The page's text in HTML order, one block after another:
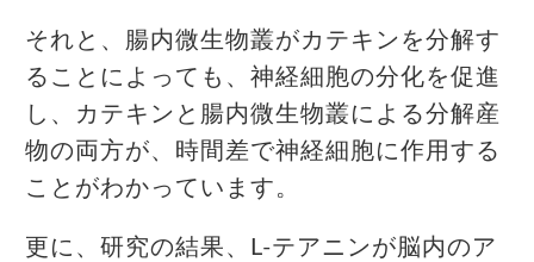
それと、腸内微生物叢がカテキンを分解す
ることによっても、神経細胞の分化を促進
し、カテキンと腸内微生物叢による分解産
物の両方が、時間差で神経細胞に作用する
ことがわかっています。
更に、研究の結果、L-テアニンが脳内のア